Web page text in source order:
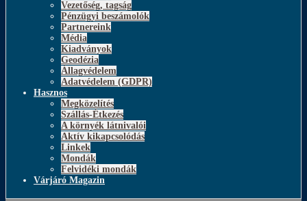
Vezetőség, tagság
Pénzügyi beszámolók
Partnereink
Média
Kiadványok
Geodézia
Állagvédelem
Adatvédelem (GDPR)
Hasznos
Megközelítés
Szállás-Étkezés
A környék látnivalói
Aktív kikapcsolódás
Linkek
Mondák
Felvidéki mondák
Várjáró Magazin